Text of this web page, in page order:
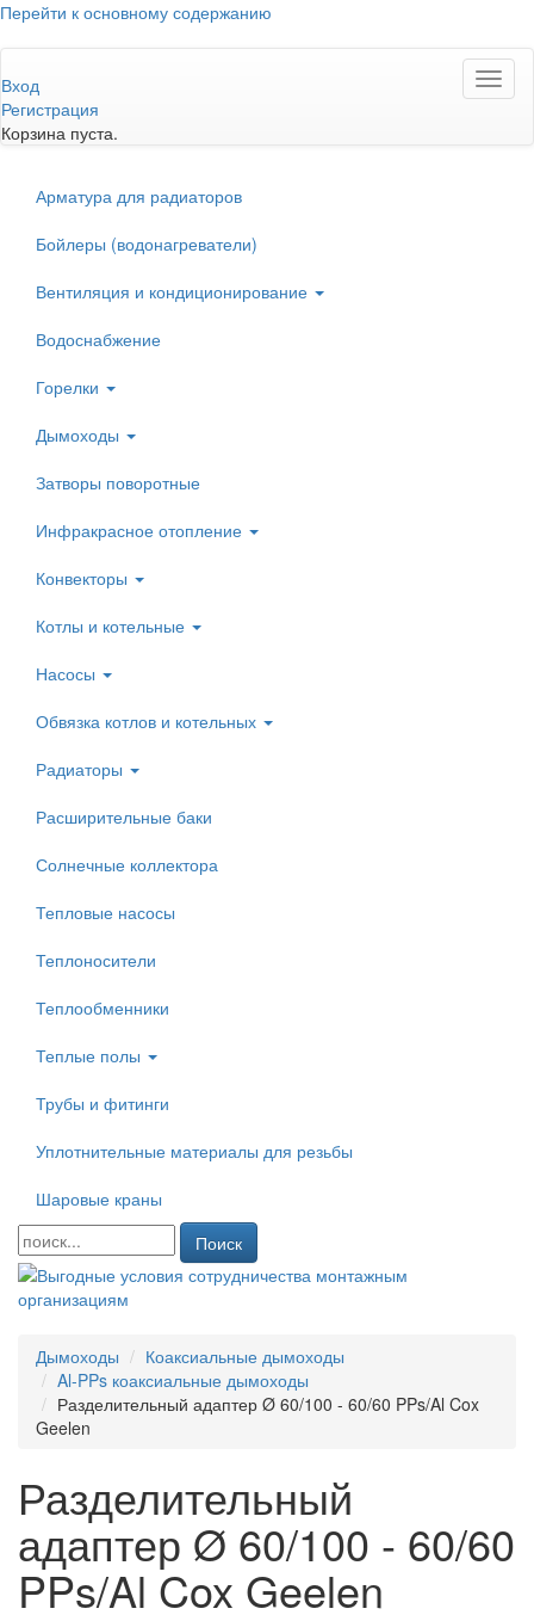
Перейти к основному содержанию
Вход
Регистрация
Корзина пуста.
Арматура для радиаторов
Бойлеры (водонагреватели)
Вентиляция и кондиционирование
Водоснабжение
Горелки
Дымоходы
Затворы поворотные
Инфракрасное отопление
Конвекторы
Котлы и котельные
Насосы
Обвязка котлов и котельных
Радиаторы
Расширительные баки
Солнечные коллектора
Тепловые насосы
Теплоносители
Теплообменники
Теплые полы
Трубы и фитинги
Уплотнительные материалы для резьбы
Шаровые краны
Поиск
Дымоходы
Коаксиальные дымоходы
Al-PPs коаксиальные дымоходы
Разделительный адаптер Ø 60/100 - 60/60 PPs/Al Cox
Geelen
Разделительный
адаптер Ø 60/100 - 60/60
PPs/Al Cox Geelen